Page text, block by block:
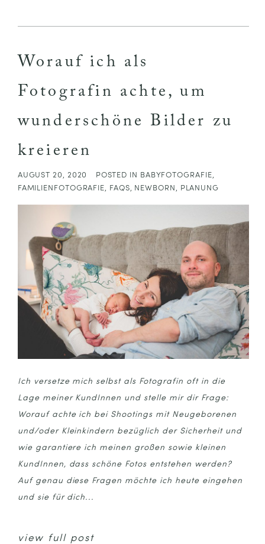
Worauf ich als
Fotografin achte, um
wunderschöne Bilder zu
kreieren
AUGUST 20, 2020 POSTED IN BABYFOTOGRAFIE
FAMILIENFOTOGRAFIE
FAQS NEWBORN PLANUNG
Ich versetze mich selbst als Fotografin oft in die
Lage meiner KundInnen und stelle mir dir Frage:
Worauf achte ich bei Shootings mit Neugeborenen
und/oder Kleinkindern bezüglich der Sicherheit und
wie garantiere ich meinen großen sowie kleinen
KundInnen, dass schöne Fotos entstehen werden?
Auf genau diese Fragen möchte ich heute eingehen
und sie für dich...
view full post